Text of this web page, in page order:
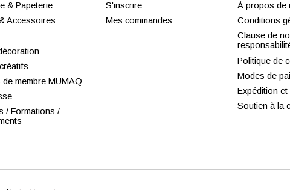
& Papeterie
Accessoires
membre MUMAQ
/ Formations /
S'inscrire
Mes commandes
À propos de
Conditions
Clause de
Politique de
Modes de
Expédition
Soutien à la